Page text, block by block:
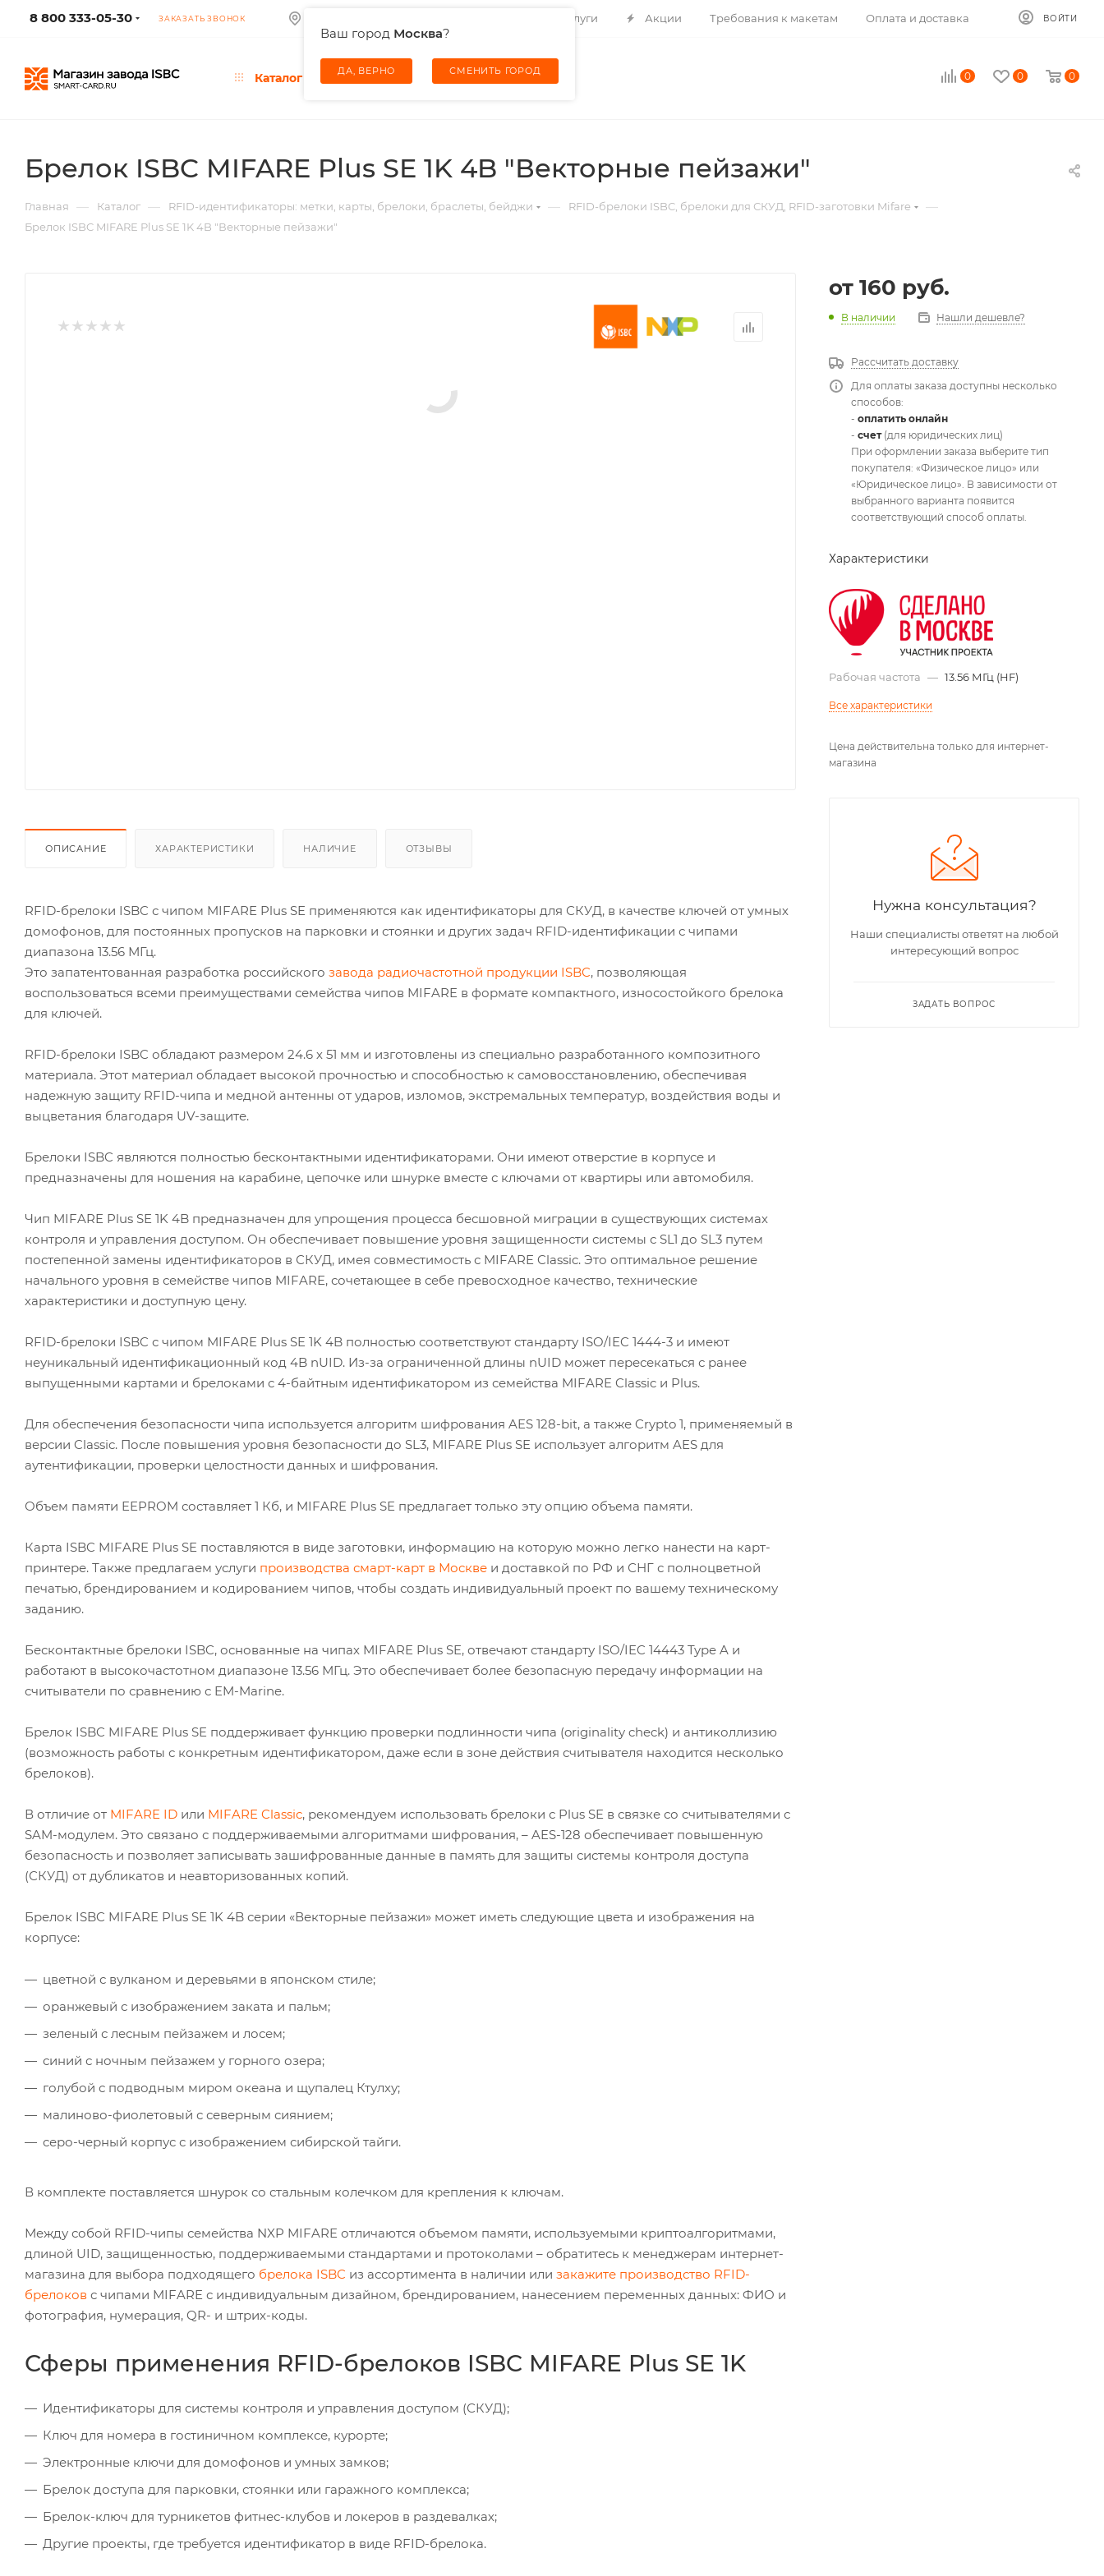
8 800 333-05-30 ЗАКАЗАТЬ ЗВОНОК
Ваш город Москва?
ДА, ВЕРНО СМЕНИТЬ ГОРОД
Услуги Акции Требования к макетам Оплата и доставка ВОЙТИ
Каталог 0 0 0
Брелок ISBC MIFARE Plus SE 1K 4B "Векторные пейзажи"
Главная — Каталог — RFID-идентификаторы: метки, карты, брелоки, браслеты, бейджи — RFID-брелоки ISBC, брелоки для СКУД, RFID-заготовки Mifare —
Брелок ISBC MIFARE Plus SE 1K 4B "Векторные пейзажи"
ОПИСАНИЕ ХАРАКТЕРИСТИКИ НАЛИЧИЕ ОТЗЫВЫ
RFID-брелоки ISBC с чипом MIFARE Plus SE применяются как идентификаторы для СКУД, в качестве ключей от умных
домофонов, для постоянных пропусков на парковки и стоянки и других задач RFID-идентификации с чипами
диапазона 13.56 МГц.
Это запатентованная разработка российского завода радиочастотной продукции ISBC, позволяющая
воспользоваться всеми преимуществами семейства чипов MIFARE в формате компактного, износостойкого брелока
для ключей.
RFID-брелоки ISBC обладают размером 24.6 х 51 мм и изготовлены из специально разработанного композитного
материала. Этот материал обладает высокой прочностью и способностью к самовосстановлению, обеспечивая
надежную защиту RFID-чипа и медной антенны от ударов, изломов, экстремальных температур, воздействия воды и
выцветания благодаря UV-защите.
Брелоки ISBC являются полностью бесконтактными идентификаторами. Они имеют отверстие в корпусе и
предназначены для ношения на карабине, цепочке или шнурке вместе с ключами от квартиры или автомобиля.
Чип MIFARE Plus SE 1K 4B предназначен для упрощения процесса бесшовной миграции в существующих системах
контроля и управления доступом. Он обеспечивает повышение уровня защищенности системы с SL1 до SL3 путем
постепенной замены идентификаторов в СКУД, имея совместимость с MIFARE Classic. Это оптимальное решение
начального уровня в семействе чипов MIFARE, сочетающее в себе превосходное качество, технические
характеристики и доступную цену.
RFID-брелоки ISBC с чипом MIFARE Plus SE 1K 4B полностью соответствуют стандарту ISO/IEC 1444-3 и имеют
неуникальный идентификационный код 4B nUID. Из-за ограниченной длины nUID может пересекаться с ранее
выпущенными картами и брелоками c 4-байтным идентификатором из семейства MIFARE Classic и Plus.
Для обеспечения безопасности чипа используется алгоритм шифрования AES 128-bit, а также Crypto 1, применяемый в
версии Classic. После повышения уровня безопасности до SL3, MIFARE Plus SE использует алгоритм AES для
аутентификации, проверки целостности данных и шифрования.
Объем памяти EEPROM составляет 1 Кб, и MIFARE Plus SE предлагает только эту опцию объема памяти.
Карта ISBC MIFARE Plus SE поставляются в виде заготовки, информацию на которую можно легко нанести на карт-
принтере. Также предлагаем услуги производства смарт-карт в Москве и доставкой по РФ и СНГ с полноцветной
печатью, брендированием и кодированием чипов, чтобы создать индивидуальный проект по вашему техническому
заданию.
Бесконтактные брелоки ISBC, основанные на чипах MIFARE Plus SE, отвечают стандарту ISO/IEC 14443 Type A и
работают в высокочастотном диапазоне 13.56 МГц. Это обеспечивает более безопасную передачу информации на
считыватели по сравнению с EM-Marine.
Брелок ISBC MIFARE Plus SE поддерживает функцию проверки подлинности чипа (originality check) и антиколлизию
(возможность работы с конкретным идентификатором, даже если в зоне действия считывателя находится несколько
брелоков).
В отличие от MIFARE ID или MIFARE Classic, рекомендуем использовать брелоки с Plus SE в связке со считывателями с
SAM-модулем. Это связано с поддерживаемыми алгоритмами шифрования, – AES-128 обеспечивает повышенную
безопасность и позволяет записывать зашифрованные данные в память для защиты системы контроля доступа
(СКУД) от дубликатов и неавторизованных копий.
Брелок ISBC MIFARE Plus SE 1K 4B серии «Векторные пейзажи» может иметь следующие цвета и изображения на
корпусе:
цветной с вулканом и деревьями в японском стиле;
оранжевый с изображением заката и пальм;
зеленый с лесным пейзажем и лосем;
синий с ночным пейзажем у горного озера;
голубой с подводным миром океана и щупалец Ктулху;
малиново-фиолетовый с северным сиянием;
серо-черный корпус с изображением сибирской тайги.
В комплекте поставляется шнурок со стальным колечком для крепления к ключам.
Между собой RFID-чипы семейства NXP MIFARE отличаются объемом памяти, используемыми криптоалгоритмами,
длиной UID, защищенностью, поддерживаемыми стандартами и протоколами – обратитесь к менеджерам интернет-
магазина для выбора подходящего брелока ISBC из ассортимента в наличии или закажите производство RFID-
брелоков с чипами MIFARE с индивидуальным дизайном, брендированием, нанесением переменных данных: ФИО и
фотография, нумерация, QR- и штрих-коды.
Сферы применения RFID-брелоков ISBC MIFARE Plus SE 1K
Идентификаторы для системы контроля и управления доступом (СКУД);
Ключ для номера в гостиничном комплексе, курорте;
Электронные ключи для домофонов и умных замков;
Брелок доступа для парковки, стоянки или гаражного комплекса;
Брелок-ключ для турникетов фитнес-клубов и локеров в раздевалках;
Другие проекты, где требуется идентификатор в виде RFID-брелока.
от 160 руб.
В наличии Нашли дешевле?
Рассчитать доставку
Для оплаты заказа доступны несколько
способов:
- оплатить онлайн
- счет(для юридических лиц)
При оформлении заказа выберите тип
покупателя: «Физическое лицо» или
«Юридическое лицо». В зависимости от
выбранного варианта появится
соответствующий способ оплаты.
Характеристики
Рабочая частота — 13.56 МГц (HF)
Все характеристики
Цена действительна только для интернет-
магазина
Нужна консультация?
Наши специалисты ответят на любой
интересующий вопрос
ЗАДАТЬ ВОПРОС